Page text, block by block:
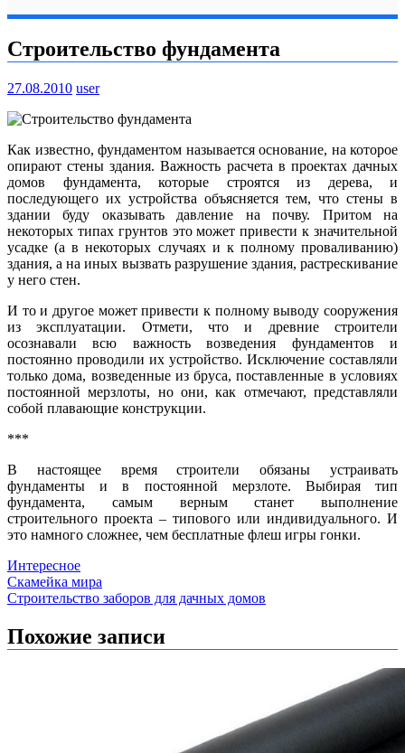
Строительство фундамента
27.08.2010 user
Как известно, фундаментом называется основание, на которое
опирают стены здания. Важность расчета в проектах дачных
домов фундамента, которые строятся из дерева, и
последующего их устройства объясняется тем, что стены в
здании буду оказывать давление на почву. Притом на
некоторых типах грунтов это может привести к значительной
усадке (а в некоторых случаях и к полному проваливанию)
здания, а на иных вызвать разрушение здания, растрескивание
у него стен.
И то и другое может привести к полному выводу сооружения
из эксплуатации. Отмети, что и древние строители
осознавали всю важность возведения фундаментов и
постоянно проводили их устройство. Исключение составляли
только дома, возведенные из бруса, поставленные в условиях
постоянной мерзлоты, но они, как отмечают, представляли
собой плавающие конструкции.
***
В настоящее время строители обязаны устраивать
фундаменты и в постоянной мерзлоте. Выбирая тип
фундамента, самым верным станет выполнение
строительного проекта – типового или индивидуального. И
это намного сложнее, чем бесплатные флеш игры гонки.
Интересное
Навигация
по
записям
Скамейка мира
Строительство заборов для дачных домов
Похожие записи